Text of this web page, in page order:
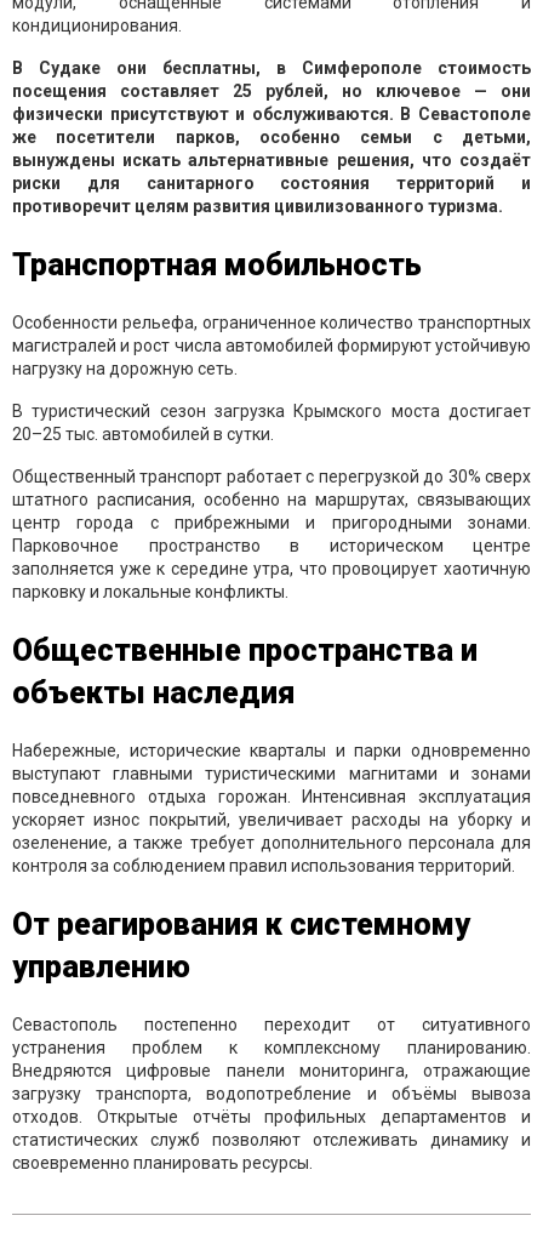
кондиционирования.
В Судаке они бесплатны, в Симферополе стоимость
посещения составляет 25 рублей, но ключевое — они
физически присутствуют и обслуживаются. В Севастополе
же посетители парков, особенно семьи с детьми,
вынуждены искать альтернативные решения, что создаёт
риски для санитарного состояния территорий и
противоречит целям развития цивилизованного туризма.
Транспортная мобильность
Особенности рельефа, ограниченное количество транспортных
магистралей и рост числа автомобилей формируют устойчивую
нагрузку на дорожную сеть.
В туристический сезон загрузка Крымского моста достигает
20–25 тыс. автомобилей в сутки.
Общественный транспорт работает с перегрузкой до 30% сверх
штатного расписания, особенно на маршрутах, связывающих
центр города с прибрежными и пригородными зонами.
Парковочное пространство в историческом центре
заполняется уже к середине утра, что провоцирует хаотичную
парковку и локальные конфликты.
Общественные пространства и
объекты наследия
Набережные, исторические кварталы и парки одновременно
выступают главными туристическими магнитами и зонами
повседневного отдыха горожан. Интенсивная эксплуатация
ускоряет износ покрытий, увеличивает расходы на уборку и
озеленение, а также требует дополнительного персонала для
контроля за соблюдением правил использования территорий.
От реагирования к системному
управлению
Севастополь постепенно переходит от ситуативного
устранения проблем к комплексному планированию.
Внедряются цифровые панели мониторинга, отражающие
загрузку транспорта, водопотребление и объёмы вывоза
отходов. Открытые отчёты профильных департаментов и
статистических служб позволяют отслеживать динамику и
своевременно планировать ресурсы.